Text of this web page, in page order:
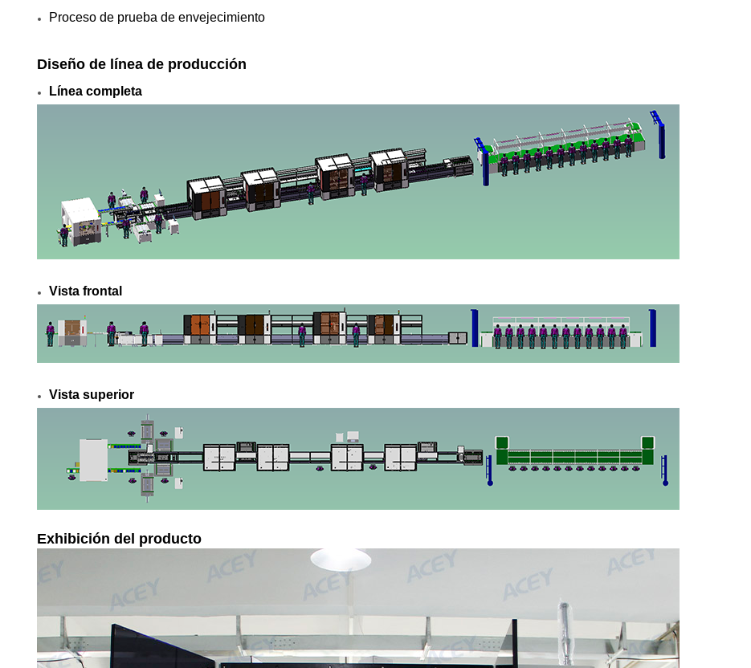
Proceso de prueba de envejecimiento
Diseño de línea de producción
Línea completa
Vista frontal
Vista superior
Exhibición del producto